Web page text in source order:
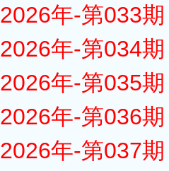
2026年-第033
2026年-第034
2026年-第035
2026年-第036
2026年-第037